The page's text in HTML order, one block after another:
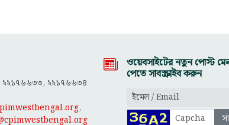
২২১৭৬৬৩৪
,
ওয়েবসাইটের নতুন পোস্ট
পেতে সাবস্ক্রাইব করুন